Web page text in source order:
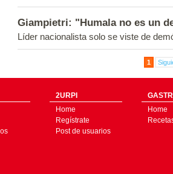
Giampietri: "Humala no es un
Líder nacionalista solo se viste de
1
2URPI
Home
Regístrate
Post de usuarios
Home